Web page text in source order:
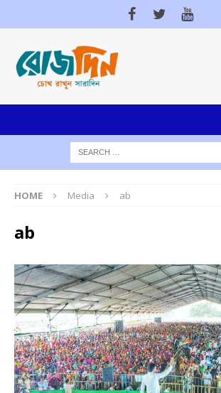
HOME Media ab
ab